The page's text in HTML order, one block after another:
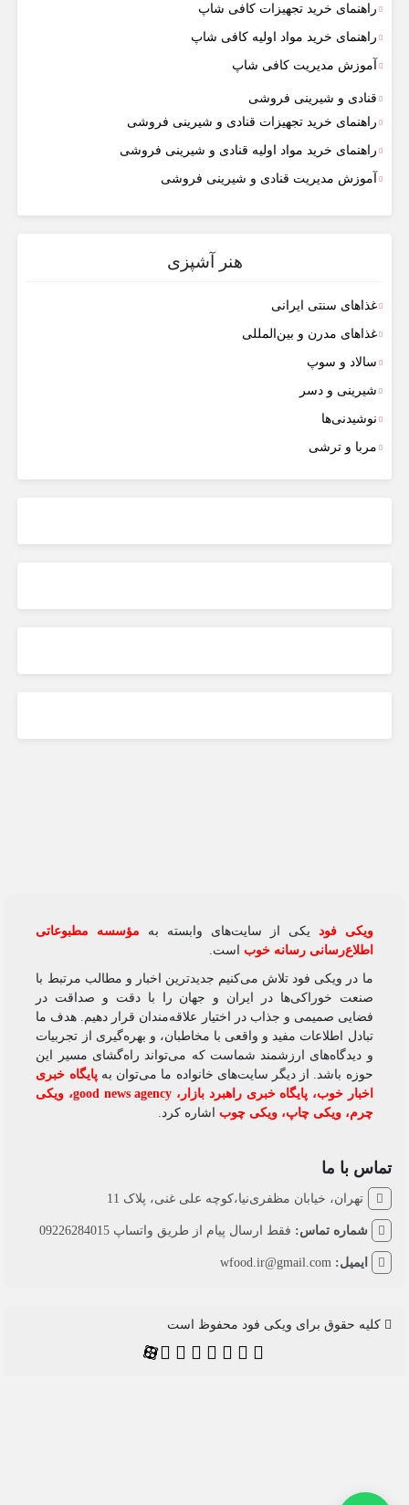
راهنمای خرید تجهیزات کافی شاپ
راهنمای خرید مواد اولیه کافی‌ شاپ‌
آموزش مدیریت کافی شاپ
قنادی و شیرینی فروشی
راهنمای خرید تجهیزات قنادی و شیرینی فروشی
راهنمای خرید مواد اولیه قنادی و شیرینی فروشی
آموزش مدیریت قنادی و شیرینی فروشی
هنر آشپزی
غذاهای سنتی ایرانی
غذاهای مدرن و بین‌المللی
سالاد و سوپ
شیرینی و دسر
نوشیدنی‌ها
مربا و ترشی
ویکی‌ فودیکی از سایت‌های وابسته به
مؤسسه مطبوعاتی
اطلاع‌رسانی رسانه خوباست.
ما در ویکی‌ فود تلاش می‌کنیم جدیدترین اخبار و مطالب مرتبط با
صنعت خوراکی‌ها در ایران و جهان را با دقت و صداقت در
فضایی صمیمی و جذاب در اختیار علاقه‌مندان قرار دهیم. هدف ما
تبادل اطلاعات مفید و واقعی با مخاطبان، و بهره‌گیری از تجربیات
و دیدگاه‌های ارزشمند شماست که می‌تواند راه‌گشای مسیر این
حوزه باشد. از دیگر سایت‌های خانواده ما می‌توان بهپایگاه خبری
اخبار خوب،پایگاه خبری راهبرد بازار ،good news agency،ویکی
چرم،ویکی چاپ،ویکی چوباشاره کرد.
تماس با ما
تهران، خیابان مظفری‌نیا،کوچه علی غنی، پلاک 11
شماره تماس:فقط ارسال پیام از طریق واتساپ 09226284015
ایمیل:wfood.ir@gmail.com
کلیه حقوق برای ویکی فود محفوظ است